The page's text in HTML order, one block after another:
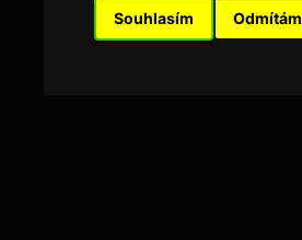
Souhlasím Odmítám